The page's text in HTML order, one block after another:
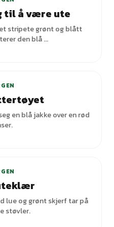
til å være ute
stripete grønt og blått
den blå ...
en blå jakke over en rød
lue og grønt skjerf tar på
støvler.